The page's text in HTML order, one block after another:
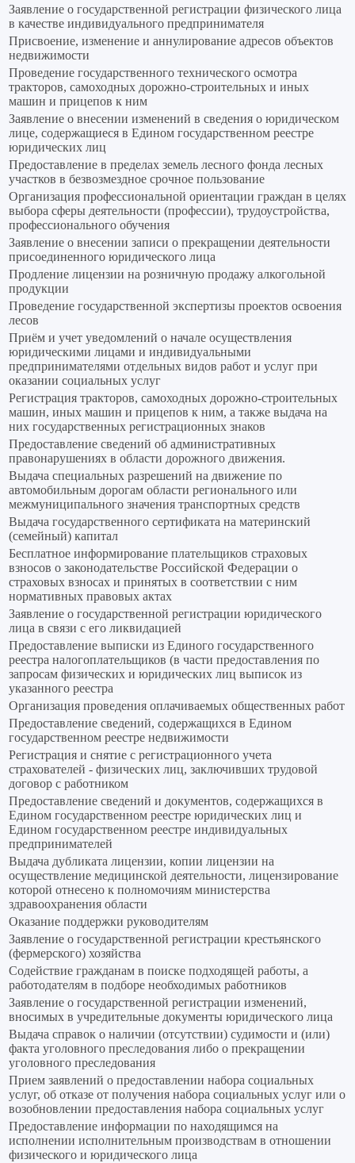
Заявление о государственной регистрации физического лица
в качестве индивидуального предпринимателя
Присвоение, изменение и аннулирование адресов объектов
недвижимости
Проведение государственного технического осмотра
тракторов, самоходных дорожно-строительных и иных
машин и прицепов к ним
Заявление о внесении изменений в сведения о юридическом
лице, содержащиеся в Едином государственном реестре
юридических лиц
Предоставление в пределах земель лесного фонда лесных
участков в безвозмездное срочное пользование
Организация профессиональной ориентации граждан в целях
выбора сферы деятельности (профессии), трудоустройства,
профессионального обучения
Заявление о внесении записи о прекращении деятельности
присоединенного юридического лица
Продление лицензии на розничную продажу алкогольной
продукции
Проведение государственной экспертизы проектов освоения
лесов
Приём и учет уведомлений о начале осуществления
юридическими лицами и индивидуальными
предпринимателями отдельных видов работ и услуг при
оказании социальных услуг
Регистрация тракторов, самоходных дорожно-строительных
машин, иных машин и прицепов к ним, а также выдача на
них государственных регистрационных знаков
Предоставление сведений об административных
правонарушениях в области дорожного движения.
Выдача специальных разрешений на движение по
автомобильным дорогам области регионального или
межмуниципального значения транспортных средств
Выдача государственного сертификата на материнский
(семейный) капитал
Бесплатное информирование плательщиков страховых
взносов о законодательстве Российской Федерации о
страховых взносах и принятых в соответствии с ним
нормативных правовых актах
Заявление о государственной регистрации юридического
лица в связи с его ликвидацией
Предоставление выписки из Единого государственного
реестра налогоплательщиков (в части предоставления по
запросам физических и юридических лиц выписок из
указанного реестра
Организация проведения оплачиваемых общественных работ
Предоставление сведений, содержащихся в Едином
государственном реестре недвижимости
Регистрация и снятие с регистрационного учета
страхователей - физических лиц, заключивших трудовой
договор с работником
Предоставление сведений и документов, содержащихся в
Едином государственном реестре юридических лиц и
Едином государственном реестре индивидуальных
предпринимателей
Выдача дубликата лицензии, копии лицензии на
осуществление медицинской деятельности, лицензирование
которой отнесено к полномочиям министерства
здравоохранения области
Оказание поддержки руководителям
Заявление о государственной регистрации крестьянского
(фермерского) хозяйства
Содействие гражданам в поиске подходящей работы, а
работодателям в подборе необходимых работников
Заявление о государственной регистрации изменений,
вносимых в учредительные документы юридического лица
Выдача справок о наличии (отсутствии) судимости и (или)
факта уголовного преследования либо о прекращении
уголовного преследования
Прием заявлений о предоставлении набора социальных
услуг, об отказе от получения набора социальных услуг или о
возобновлении предоставления набора социальных услуг
Предоставление информации по находящимся на
исполнении исполнительным производствам в отношении
физического и юридического лица